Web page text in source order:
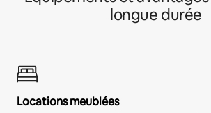
longue durée
Locations meublées